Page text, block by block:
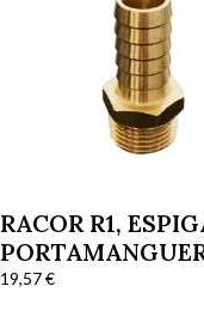
RACOR R1,
DN25 G1″
19,57€